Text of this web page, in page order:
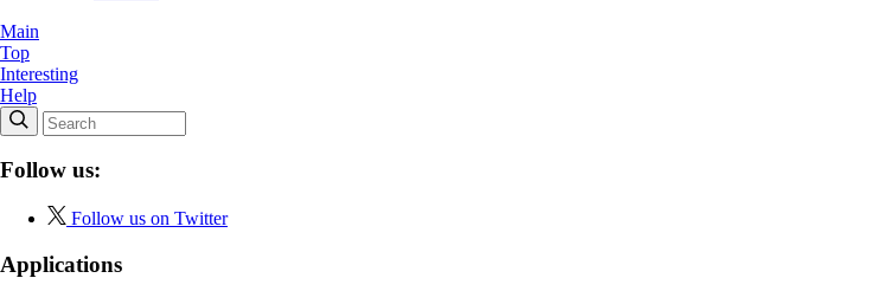
Main
Top
Interesting
Help
Follow us:
Follow us on Twitter
Applications